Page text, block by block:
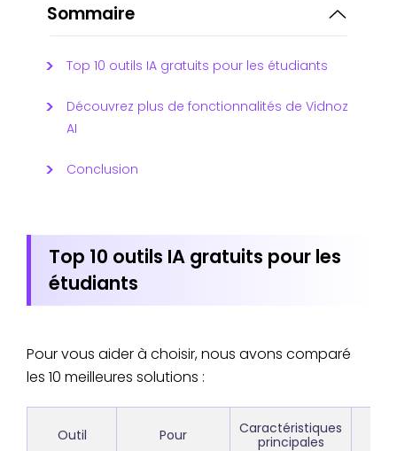
Sommaire
Top 10 outils IA gratuits pour les étudiants
Découvrez plus de fonctionnalités de Vidnoz
AI
Conclusion
Top 10 outils IA gratuits pour les
étudiants
Pour vous aider à choisir, nous avons comparé
les 10 meilleures solutions :
Outil Pour
Caractéristiques
principales